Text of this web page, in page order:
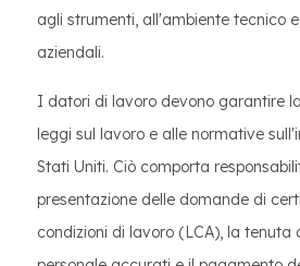
agli strumenti, all'ambiente tecnico
aziendali.
I datori di lavoro devono garantire
leggi sul lavoro e alle normative
Stati Uniti. Ciò comporta
presentazione delle domande di
condizioni di lavoro (LCA), la tenuta